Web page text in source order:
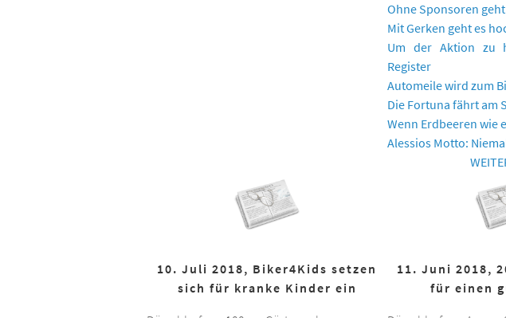
Ohne Sponsoren
Mit Gerken geht es
Um der Aktion zu
Register
Automeile wird zum
Die Fortuna fährt am
Wenn Erdbeeren wie
Alessios Motto:
10. Juli 2018, Biker4Kids setzen
sich für kranke Kinder ein
11. Juni 2018,
für einen